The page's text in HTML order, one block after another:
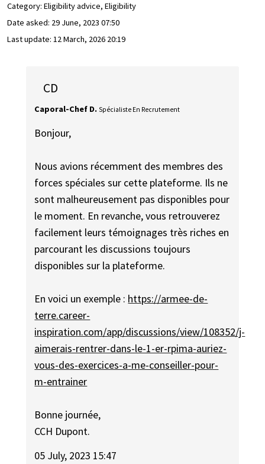
Category: Eligibility advice, Eligibility
Date asked: 29 June, 2023 07:50
Last update: 12 March, 2026 20:19
CD
Caporal-Chef D. Spécialiste En Recrutement
Bonjour,
Nous avions récemment des membres des
forces spéciales sur cette plateforme. Ils ne
sont malheureusement pas disponibles pour
le moment. En revanche, vous retrouverez
facilement leurs témoignages très riches en
parcourant les discussions toujours
disponibles sur la plateforme.
En voici un exemple : https://armee-de-
terre.career-
inspiration.com/app/discussions/view/108352/j-
aimerais-rentrer-dans-le-1-er-rpima-auriez-
vous-des-exercices-a-me-conseiller-pour-
m-entrainer
Bonne journée,
CCH Dupont.
05 July, 2023 15:47